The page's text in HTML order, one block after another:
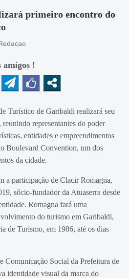
primeiro encontro do
amigos !
Turístico de Garibaldi realizará seu
representantes do poder
entidades e empreendimentos
Boulevard Convention, um dos
da cidade.
a participação de Clacir Romagna,
sócio-fundador da Atuaserra desde
Romagna fará uma
do turismo em Garibaldi,
de Turismo, em 1986, até os dias
Comunicação Social da Prefeitura de
identidade visual da marca do